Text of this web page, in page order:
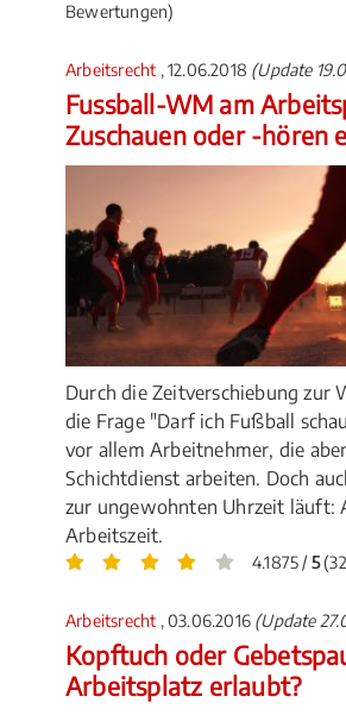
Bewertungen)
Arbeitsrecht , 12.06.2018 (Update
Fussball-WM am
Zuschauen oder -hören
Durch die Zeitverschiebung zur
die Frage "Darf ich Fußball
vor allem Arbeitnehmer, die
Schichtdienst arbeiten. Doch
zur ungewohnten Uhrzeit läuft:
Arbeitszeit.
4.1875 / 5
Arbeitsrecht , 03.06.2016 (Update
Kopftuch oder
Arbeitsplatz erlaubt?